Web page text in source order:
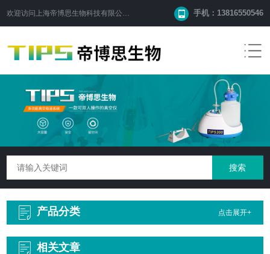
欢迎访问 上海帝博思生物科技有限公司 手机：13816550546
产品分类 点击展开+
相关文章